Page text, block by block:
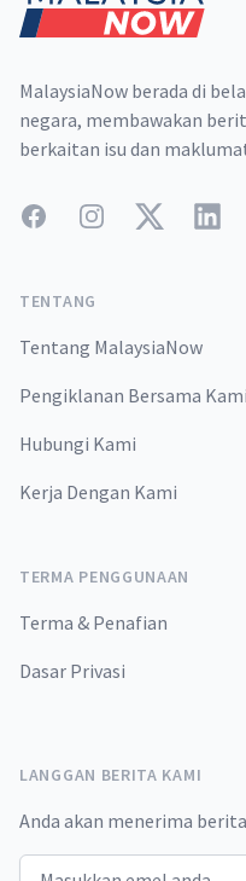
MalaysiaNow berada di
negara, membawakan
berkaitan isu dan
FacebookInstagramTwitter
TENTANG
Tentang MalaysiaNow
Pengiklanan Bersama Kami
Hubungi Kami
Kerja Dengan Kami
TERMA PENGGUNAAN
Terma & Penafian
Dasar Privasi
LANGGAN BERITA KAMI
Anda akan menerima
Email address